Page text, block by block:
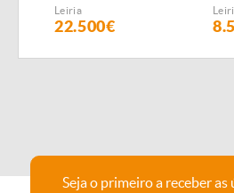
(Diesel)
Leiria
22.500€
Seja o primeiro a receber as